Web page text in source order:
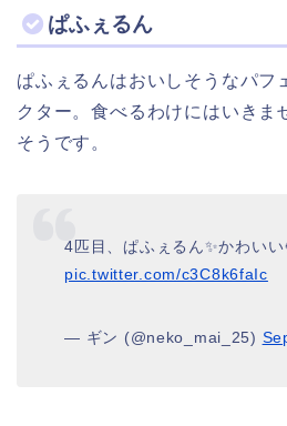
ぱふぇるん
ぱふぇるんはおいしそうなパフ
クター。食べるわけにはいきま
そうです。
4匹目、ぱふぇるん✨かわい
pic.twitter.com/c3C8k6faIc
— ギン (@neko_mai_25)